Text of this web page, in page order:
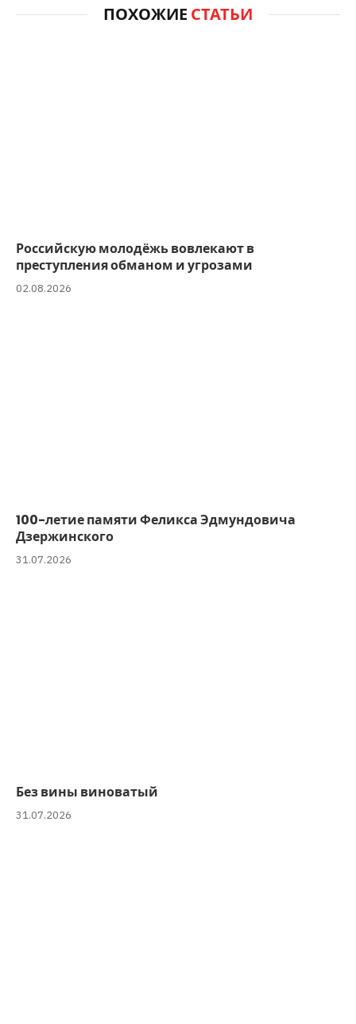
ПОХОЖИЕ СТАТЬИ
Российскую молодёжь вовлекают в
преступления обманом и угрозами
02.08.2026
100-летие памяти Феликса Эдмундовича
Дзержинского
31.07.2026
Без вины виноватый
31.07.2026